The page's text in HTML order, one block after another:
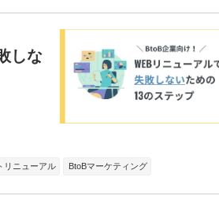
しな
リニューアル BtoBマーケティング